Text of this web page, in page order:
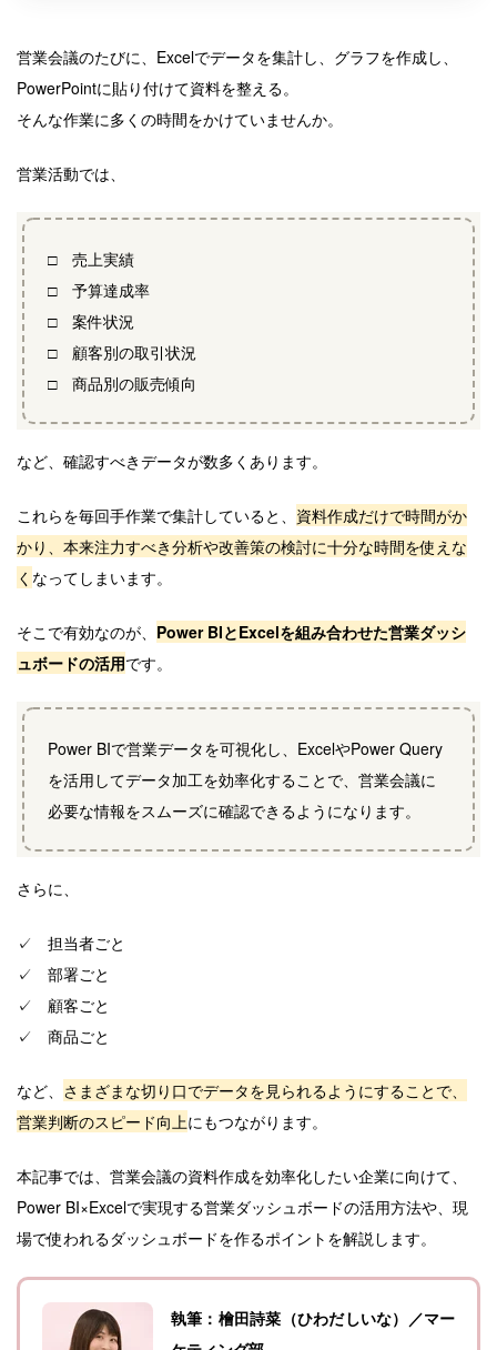
営業会議のたびに、Excelでデータを集計し、グラフを作成し、
PowerPointに貼り付けて資料を整える。
そんな作業に多くの時間をかけていませんか。
営業活動では、
□ 売上実績
□ 予算達成率
□ 案件状況
□ 顧客別の取引状況
□ 商品別の販売傾向
など、確認すべきデータが数多くあります。
これらを毎回手作業で集計していると、 資料作成だけで時間がか
かり、本来注力すべき分析や改善策の検討に十分な時間を使えな
く なってしまいます。
そこで有効なのが、 Power BIとExcelを組み合わせた営業ダッシ
ュボードの活用です。
Power BIで営業データを可視化し、ExcelやPower Query
を活用してデータ加工を効率化することで、営業会議に
必要な情報をスムーズに確認できるようになります。
さらに、
✓ 担当者ごと
✓ 部署ごと
✓ 顧客ごと
✓ 商品ごと
など、 さまざまな切り口でデータを見られるようにすることで、
営業判断のスピード向上にもつながります。
本記事では、営業会議の資料作成を効率化したい企業に向けて、
Power BI×Excelで実現する営業ダッシュボードの活用方法や、現
場で使われるダッシュボードを作るポイントを解説します。
執筆：檜田詩菜（ひわだしいな）／マー